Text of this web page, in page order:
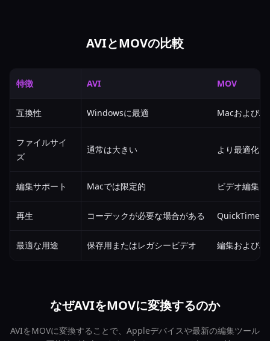
AVIとMOVの比較
特徴 AVI MOV
互換性 Windowsに最適 Macおよび
ファイルサイ
ズ
通常は大きい より最適化
編集サポート Macでは限定的 ビデオ編集に
再生 コーデックが必要な場合がある QuickTime
最適な用途 保存用またはレガシービデオ 編集および
なぜAVIをMOVに変換するのか
AVIをMOVに変換することで、Appleデバイスや最新の編集ツール